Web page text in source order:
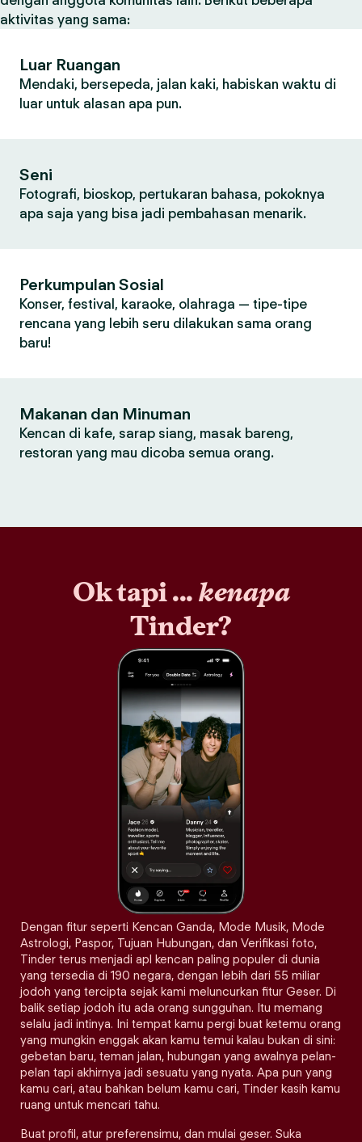
aktivitas yang sama:
Luar Ruangan
Mendaki, bersepeda, jalan kaki, habiskan waktu di
luar untuk alasan apa pun.
Seni
Fotografi, bioskop, pertukaran bahasa, pokoknya
apa saja yang bisa jadi pembahasan menarik.
Perkumpulan Sosial
Konser, festival, karaoke, olahraga — tipe-tipe
rencana yang lebih seru dilakukan sama orang
baru!
Makanan dan Minuman
Kencan di kafe, sarap siang, masak bareng,
restoran yang mau dicoba semua orang.
Ok tapi ...kenapa
Tinder?
Dengan fitur seperti Kencan Ganda, Mode Musik, Mode
Astrologi, Paspor, Tujuan Hubungan, dan Verifikasi foto,
Tinder terus menjadi apl kencan paling populer di dunia
yang tersedia di 190 negara, dengan lebih dari 55 miliar
jodoh yang tercipta sejak kami meluncurkan fitur Geser. Di
balik setiap jodoh itu ada orang sungguhan. Itu memang
selalu jadi intinya. Ini tempat kamu pergi buat ketemu orang
yang mungkin enggak akan kamu temui kalau bukan di sini:
gebetan baru, teman jalan, hubungan yang awalnya pelan-
pelan tapi akhirnya jadi sesuatu yang nyata. Apa pun yang
kamu cari, atau bahkan belum kamu cari, Tinder kasih kamu
ruang untuk mencari tahu.
Buat profil, atur preferensimu, dan mulai geser. Suka